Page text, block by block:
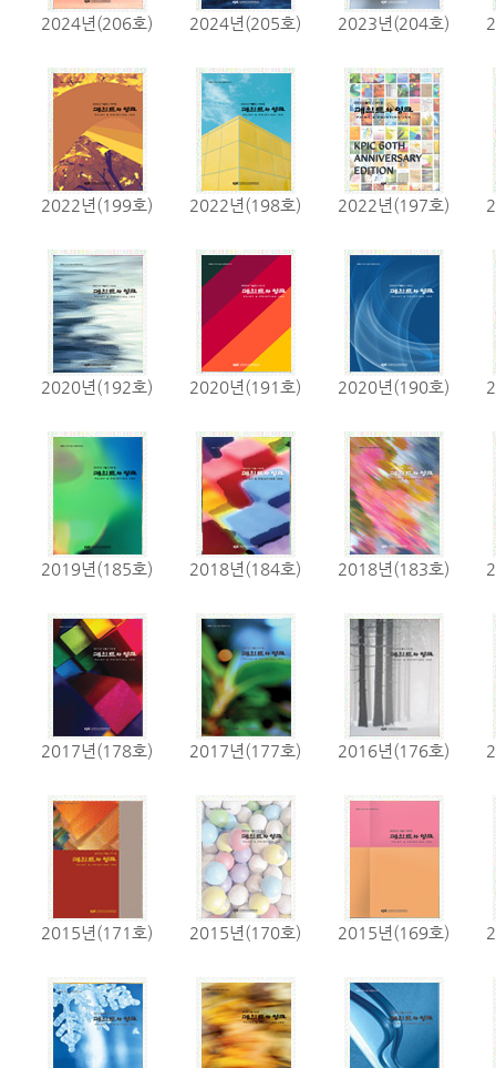
2024년(206호) 2024년(205호) 2023년(204호)
2022년(199호) 2022년(198호) 2022년(197호)
2020년(192호) 2020년(191호) 2020년(190호)
2019년(185호) 2018년(184호) 2018년(183호)
2017년(178호) 2017년(177호) 2016년(176호)
2015년(171호) 2015년(170호) 2015년(169호)